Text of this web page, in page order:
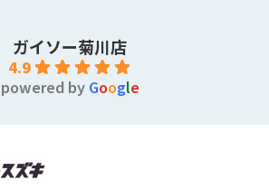
ガイソー菊川店
4.9
powered by Google